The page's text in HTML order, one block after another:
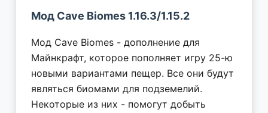
Мод Cave Biomes 1.16.3/1.15.2
Мод Cave Biomes - дополнение для
Майнкрафт, которое пополняет игру 25-ю
новыми вариантами пещер. Все они будут
являться биомами для подземелий.
Некоторые из них - помогут добыть